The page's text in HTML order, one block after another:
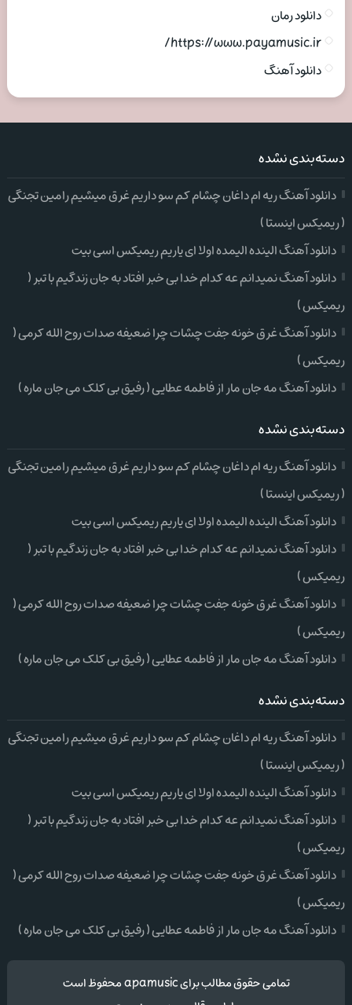
دانلود رمان
https://www.payamusic.ir/
دانلود آهنگ
دسته‌بندی نشده
دانلود آهنگ ریه ام داغان چشام کم سو داریم غرق میشیم رامین تجنگی
( ریمیکس اینستا )
دانلود آهنگ الینده الیمده اولا ای یاریم ریمیکس اسی بیت
دانلود آهنگ نمیدانم عه کدام خدا بی خبر افتاد به جان زندگیم با تبر (
ریمیکس )
دانلود آهنگ غرق خونه جفت چشات چرا ضعیفه صدات روح الله کرمی (
ریمیکس )
دانلود آهنگ مه جان مار از فاطمه عطایی ( رفیق بی کلک می جان ماره )
دسته‌بندی نشده
دانلود آهنگ ریه ام داغان چشام کم سو داریم غرق میشیم رامین تجنگی
( ریمیکس اینستا )
دانلود آهنگ الینده الیمده اولا ای یاریم ریمیکس اسی بیت
دانلود آهنگ نمیدانم عه کدام خدا بی خبر افتاد به جان زندگیم با تبر (
ریمیکس )
دانلود آهنگ غرق خونه جفت چشات چرا ضعیفه صدات روح الله کرمی (
ریمیکس )
دانلود آهنگ مه جان مار از فاطمه عطایی ( رفیق بی کلک می جان ماره )
دسته‌بندی نشده
دانلود آهنگ ریه ام داغان چشام کم سو داریم غرق میشیم رامین تجنگی
( ریمیکس اینستا )
دانلود آهنگ الینده الیمده اولا ای یاریم ریمیکس اسی بیت
دانلود آهنگ نمیدانم عه کدام خدا بی خبر افتاد به جان زندگیم با تبر (
ریمیکس )
دانلود آهنگ غرق خونه جفت چشات چرا ضعیفه صدات روح الله کرمی (
ریمیکس )
دانلود آهنگ مه جان مار از فاطمه عطایی ( رفیق بی کلک می جان ماره )
تمامی حقوق مطالب برای apamusic محفوظ است